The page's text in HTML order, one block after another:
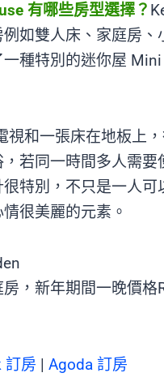
有哪些房型選擇？
如雙人床、家庭房
種特別的迷你屋
視和一張床在地板上
若同一時間多人需
特別，不只是一人
很美麗的元素。
，新年期間一晚價
訂房 | Agoda 訂房